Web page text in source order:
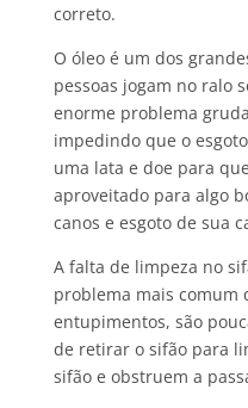
correto.
O óleo é um dos
pessoas jogam no ralo
enorme problema
impedindo que o
uma lata e doe para
aproveitado para algo
canos e esgoto de sua
A falta de limpeza no
problema mais comum
entupimentos, são
de retirar o sifão para
sifão e obstruem a